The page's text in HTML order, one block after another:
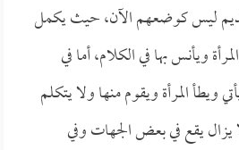
ليس كوضعهم الآن، حيث يكمل
ويأنس بها في الكلام، أما في
ويطأ المرأة ويقوم منها ولا يتكلم
يزال يقع في بعض الجهات وفي